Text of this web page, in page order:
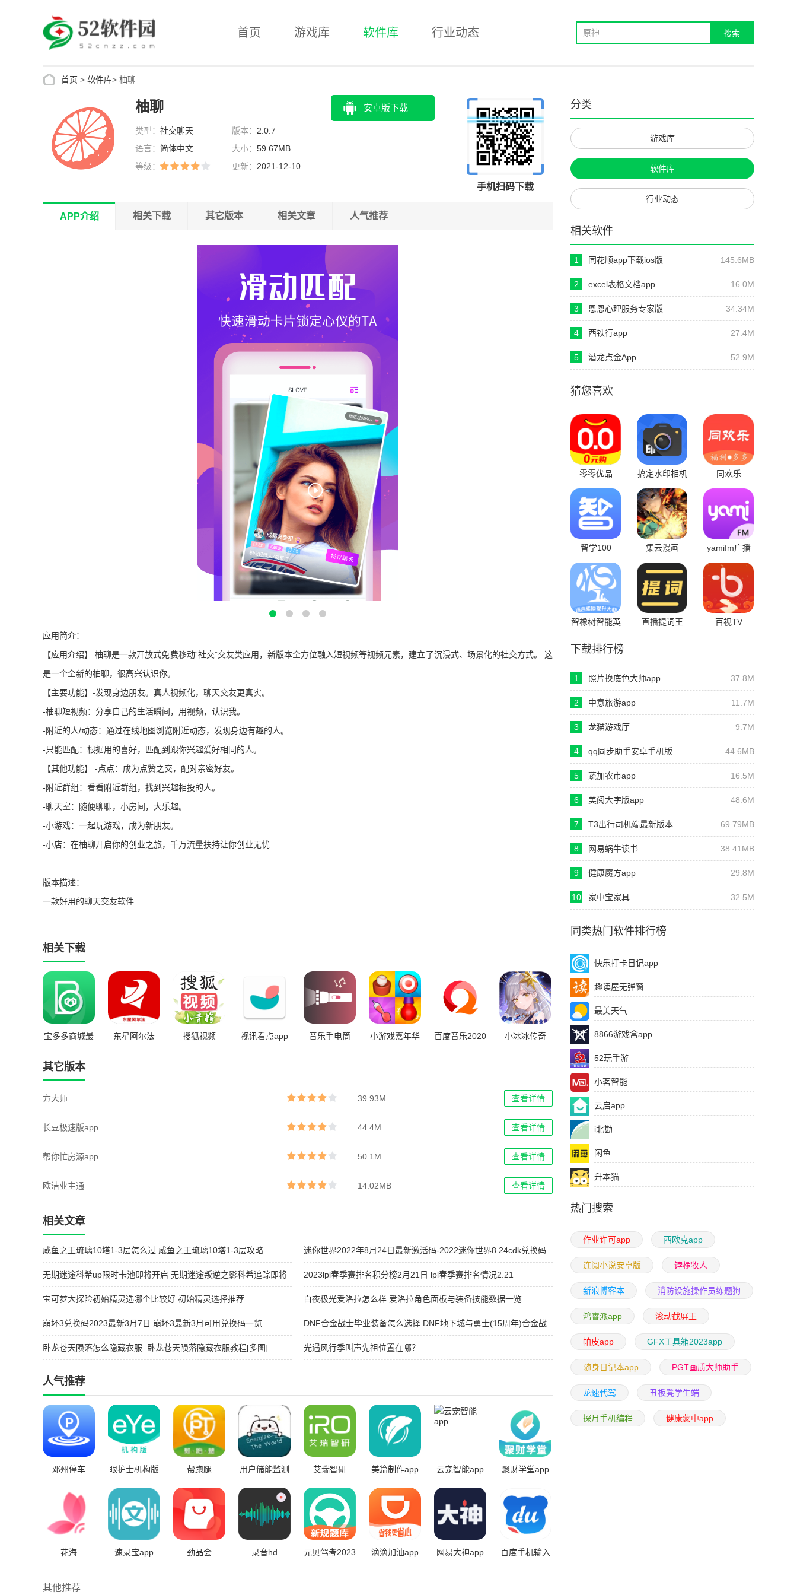
首页 游戏库 软件库 行业动态
首页 > 软件库> 柚聊
柚聊
类型： 社交聊天 版本： 2.0.7
语言： 简体中文 大小： 59.67MB
等级：
更新： 2021-12-10
安卓版下载
手机扫码下载
APP介绍 相关下载 其它版本 相关文章 人气推荐
应用简介：
【应用介绍】 柚聊是一款开放式免费移动“社交”交友类应用，新版本全方位融入短视频等视频元素，建立了沉浸式、场景化的社交方式。 这
是一个全新的柚聊，很高兴认识你。
【主要功能】-发现身边朋友。真人视频化，聊天交友更真实。
-柚聊短视频：分享自己的生活瞬间，用视频，认识我。
-附近的人/动态：通过在线地图浏览附近动态，发现身边有趣的人。
-只能匹配：根据用的喜好，匹配到跟你兴趣爱好相同的人。
【其他功能】 -点点：成为点赞之交，配对亲密好友。
-附近群组：看看附近群组，找到兴趣相投的人。
-聊天室：随便聊聊，小房间，大乐趣。
-小游戏：一起玩游戏，成为新朋友。
-小店：在柚聊开启你的创业之旅，千万流量扶持让你创业无忧
版本描述：
一款好用的聊天交友软件
相关下载
宝多多商城最
东星阿尔法
搜狐视频
视讯看点app 音乐手电筒 小游戏嘉年华 百度音乐2020
小冰冰传奇
其它版本
方大师 39.93M 查看详情
长豆极速版app 44.4M 查看详情
帮你忙房源app 50.1M 查看详情
欧洁业主通 14.02MB 查看详情
相关文章
咸鱼之王琉璃10塔1-3层怎么过 咸鱼之王琉璃10塔1-3层攻略 迷你世界2022年8月24日最新激活码-2022迷你世界8.24cdk兑换码
无期迷途科希up限时卡池即将开启 无期迷途叛逆之影科希追踪即将
开启
2023lpl春季赛排名积分榜2月21日 lpl春季赛排名情况2.21
宝可梦大探险初始精灵选哪个比较好 初始精灵选择推荐 白夜极光爱洛拉怎么样 爱洛拉角色面板与装备技能数据一览
崩坏3兑换码2023最新3月7日 崩坏3最新3月可用兑换码一览 DNF合金战士毕业装备怎么选择 DNF地下城与勇士(15周年)合金战
士毕业装备推荐
卧龙苍天陨落怎么隐藏衣服_卧龙苍天陨落隐藏衣服教程[多图] 光遇风行季叫声先祖位置在哪？
人气推荐
邓州停车
眼护士机构版
App
帮跑腿
用户储能监测
与管理系统
艾瑞智研 美篇制作app 云宠智能app 聚财学堂app
花海 速录宝app 劲品会 录音hd 元贝驾考2023 滴滴加油app 网易大神app
百度手机输入
其他推荐
分类
游戏库
软件库
行业动态
相关软件
145.6MB
1 同花顺app下载ios版
16.0M
2 excel表格文档app
34.34M
3 恩恩心理服务专家版
27.4M
4 西铁行app
52.9M
5 潜龙点金App
猜您喜欢
零零优品 搞定水印相机 同欢乐
智学100
集云漫画
yamifm广播
智橡树智能英
直播提词王
百视TV
下载排行榜
37.8M
1 照片换底色大师app
11.7M
2 中意旅游app
9.7M
3 龙猫游戏厅
44.6MB
4 qq同步助手安卓手机版
16.5M
5 蔬加农市app
48.6M
6 美阅大字版app
69.79MB
7 T3出行司机端最新版本
38.41MB
8 网易蜗牛读书
29.8M
9 健康魔方app
32.5M
10 家中宝家具
同类热门软件排行榜
快乐打卡日记app
趣读屋无弹窗
最美天气
8866游戏盒app
52玩手游
小茗智能
云启app
i北勘
闲鱼
升本猫
热门搜索
作业许可app 西欧克app
连阅小说安卓版 饽椤牧人
新浪博客本 消防设施操作员练题狗
鸿睿派app 滚动截屏王
帕皮app GFX工具箱2023app
随身日记本app PGT画质大师助手
龙速代驾 丑板凳学生端
探月手机编程 健康蒙中app